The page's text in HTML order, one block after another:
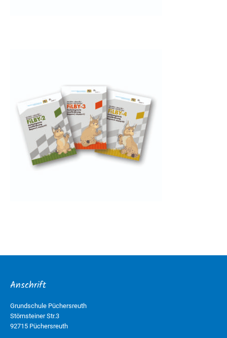
Anschrift
Grundschule Püchersreuth
Störnsteiner Str.3
92715 Püchersreuth